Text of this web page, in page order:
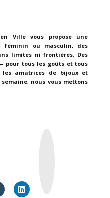
Ville vous propose une
féminin ou masculin, des
limites ni frontières. Des
pour tous les goûts et tous
amatrices de bijoux et
nous vous mettons